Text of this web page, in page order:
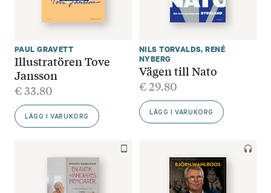
PAUL GRAVETT
Illustratören Tove
Jansson
€33.80
LÄGG I VARUKORG
NILS TORVALDS,RENÉ
NYBERG
Vägen till Nato
€29.80
LÄGG I VARUKORG